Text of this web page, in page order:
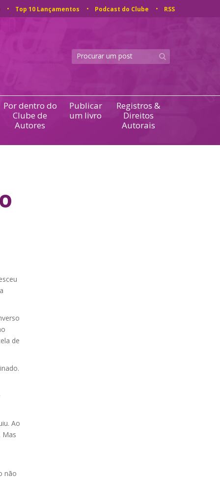
Top 10 Lançamentos Podcast do Clube RSS
Por dentro do
Clube de
Autores
Publicar
um livro
Registros &
Direitos
Autorais
de
Ao
Mas
não